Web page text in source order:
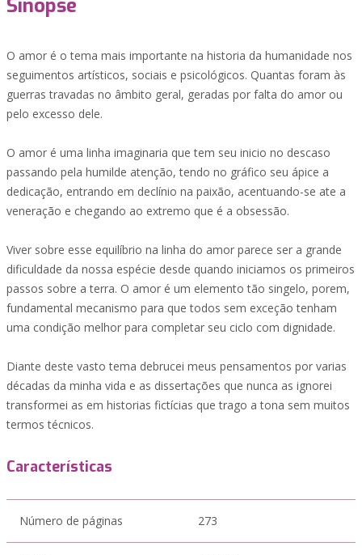
Sinopse
O amor é o tema mais importante na historia da humanidade nos
seguimentos artísticos, sociais e psicológicos. Quantas foram às
guerras travadas no âmbito geral, geradas por falta do amor ou
pelo excesso dele.
O amor é uma linha imaginaria que tem seu inicio no descaso
passando pela humilde atenção, tendo no gráfico seu ápice a
dedicação, entrando em declínio na paixão, acentuando-se ate a
veneração e chegando ao extremo que é a obsessão.
Viver sobre esse equilíbrio na linha do amor parece ser a grande
dificuldade da nossa espécie desde quando iniciamos os primeiros
passos sobre a terra. O amor é um elemento tão singelo, porem,
fundamental mecanismo para que todos sem exceção tenham
uma condição melhor para completar seu ciclo com dignidade.
Diante deste vasto tema debrucei meus pensamentos por varias
décadas da minha vida e as dissertações que nunca as ignorei
transformei as em historias fictícias que trago a tona sem muitos
termos técnicos.
Características
Número de páginas 273